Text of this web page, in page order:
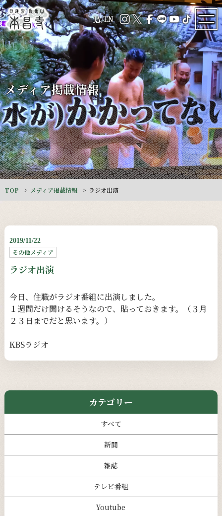
JA/EN
メディア掲載情報
TOP メディア掲載情報 ラジオ出演
カテゴリー
すべて
新聞
雑誌
テレビ番組
Youtube
2019/11/22
その他メディア
ラジオ出演
今日、住職がラジオ番組に出演しました。
１週間だけ聞けるそうなので、貼っておきます。（３月
２３日までだと思います。）
KBSラジオ